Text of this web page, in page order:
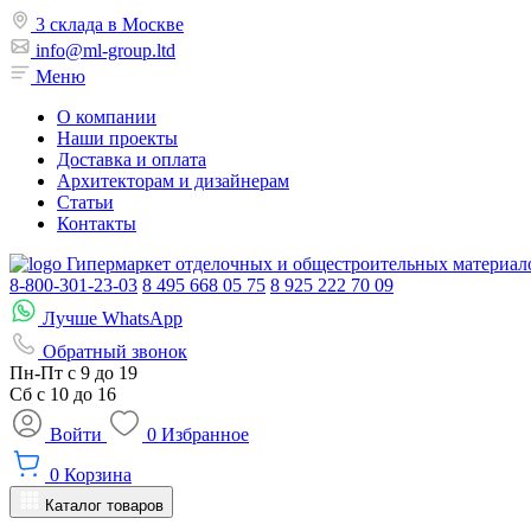
3 склада в Москве
info@ml-group.ltd
Меню
О компании
Наши проекты
Доставка и оплата
Архитекторам и дизайнерам
Статьи
Контакты
Гипермаркет отделочных и общестроительных
8-800-301-23-03 8 495 668 05 75 8 925 222 70 09
Лучше WhatsApp
Обратный звонок
Пн-Пт с 9 до 19
Сб с 10 до 16
Войти
0 Избранное
0 Корзина
Каталог товаров